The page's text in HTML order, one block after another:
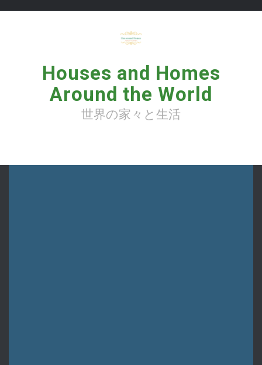
Houses and Homes
Around the World
世界の家々と生活